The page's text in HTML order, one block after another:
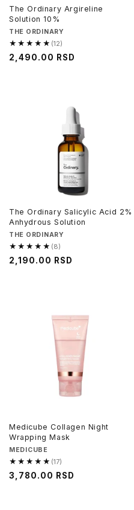
The Ordinary Argireline
Solution 10%
Brend
THE ORDINARY
★★★★★ (12)
4.8
od
Regularna
2,490.00 RSD
The Ordinary Salicylic Acid 2%
Anhydrous Solution
Brend
THE ORDINARY
★★★★★ (8)
4.8
od
Regularna
2,190.00 RSD
Medicube Collagen Night
Wrapping Mask
Brend
MEDICUBE
★★★★★ (17)
4.9
od
Regularna
3,780.00 RSD